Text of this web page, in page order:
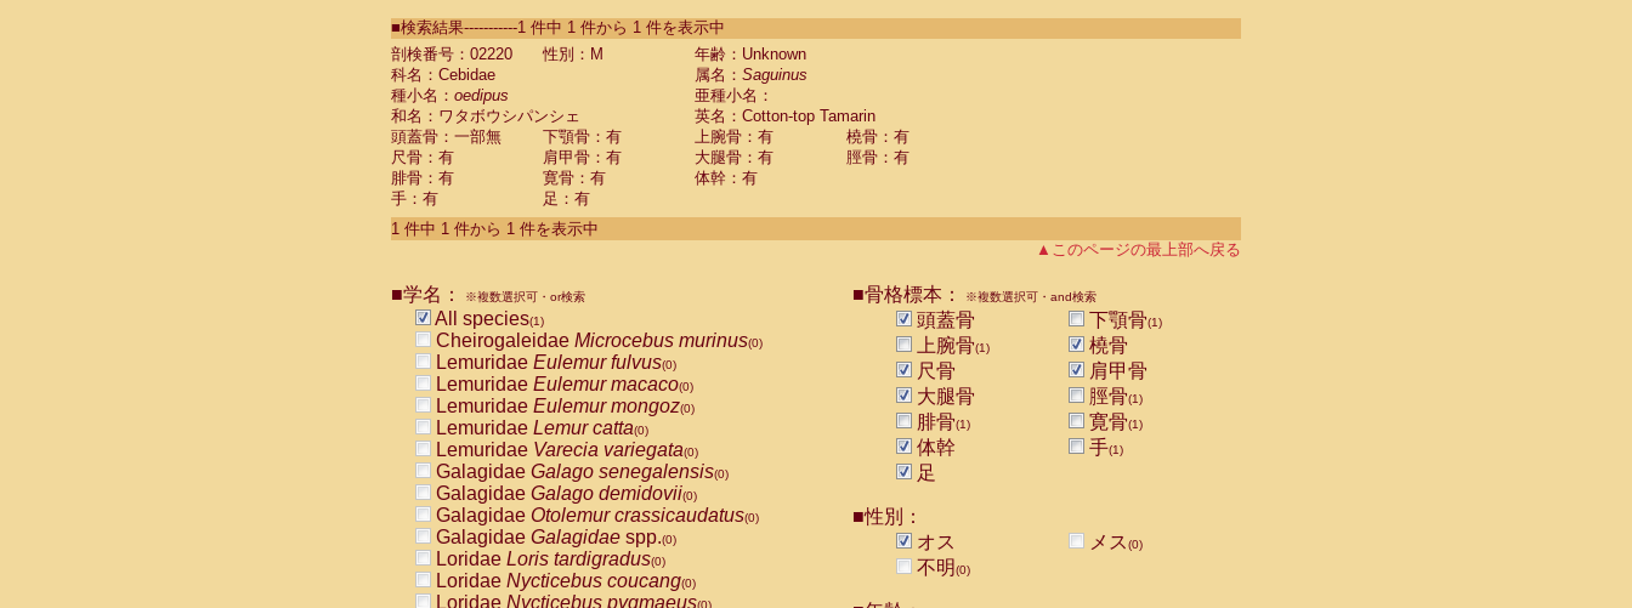
CebidaeSaguinus labiatus(0)
Cebidae Saguinus leucopus (0)
Cebidae
Cebidae
CebidaeSaguinus nigricollis (0)
Cebidae Saguinus oedipus
Cebidae Saguinus weddelli
Cebidae Saguinusspp.
Cebidae Aotus trivirgatus
Cebidae Cebus albifrons
CebidaeCebus nigrivittatus
CebidaeCebus
CebidaeSaimiri boliviensis(0)
CebidaeSaimiri sciureus(0)
AtelidaeAlouatta caraya(0)
AtelidaeAlouatta fusca(0)
AtelidaeAlouatta seniculus
AtelidaeAlouattaspp.(0)
AtelidaeAteles belzebuth(0)
AtelidaeAteles geoffroyi(0)
AtelidaeAteles paniscus(0)
AtelidaeAtelesspp.(0)
Atelidae Lagothrix lagothricha
AtelidaeLagothrix lagothricha cana
PitheciidaeCacajao calvus rubicundus
■検索結果-----------1 件中 1 件から 1 件を表示中
剖検番号：02220
性別：M
年齢：Unknown
科名：Cebidae
属名： Saguinus
種小名： oedipus
亜種小名：
和名：ワタボウシパンシェ
英名：Cotton-top Tamarin
頭蓋骨：一部無
下顎骨：有 上腕骨：有
橈骨：有
尺骨：有
肩甲骨：有 大腿骨：有
脛骨：有
腓骨：有
寛骨：有
体幹：有
手：有
足：有
1 件中 1 件から 1 件を表示中
▲このページの最上部へ戻る
■学名： ※複数選択可・or検索
All species(1)
Cheirogaleidae Microcebus murinus(0)
Lemuridae Eulemur fulvus(0)
Lemuridae Eulemur macaco(0)
Lemuridae Eulemur mongoz(0)
Lemuridae Lemur catta(0)
Lemuridae Varecia variegata(0)
Galagidae Galago senegalensis(0)
Galagidae Galago demidovii(0)
Galagidae Otolemur crassicaudatus(0)
Galagidae Galagidae spp.(0)
Loridae Loris tardigradus(0)
Loridae Nycticebus coucang(0)
Loridae Nycticebus pygmaeus(0)
■骨格標本： ※複数選択可・and検索
頭蓋骨 下顎骨(1)
上腕骨(1)
橈骨
尺骨
肩甲骨
大腿骨
脛骨(1)
腓骨(1) 寛骨(1)
体幹 手(1)
足
■性別：
オス
メス(0)
不明(0)